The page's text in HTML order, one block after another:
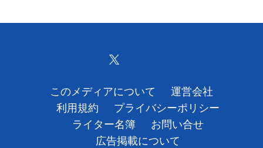
このメディアについて
運営会社
利用規約
プライバシーポリシー
ライター名簿
お問い合せ
広告掲載について